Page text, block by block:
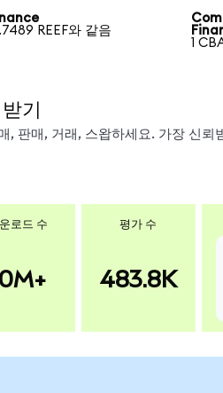
REEF와 같음
1
기
, 판매, 거래, 스왑하세요. 가장 신뢰
로드 수 평가 수
483.8K